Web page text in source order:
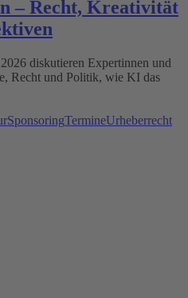
– Recht, Kreativität
diskutieren Expertinnen und
Recht und Politik, wie KI das
SponsoringTermineUrheberrecht